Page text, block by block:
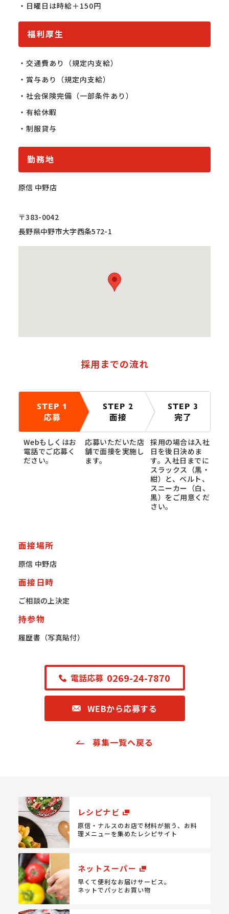
・日曜日は時給＋150円
福利厚生
・交通費あり（規定内支給）
・賞与あり（規定内支給）
・社会保険完備（一部条件あり）
・有給休暇
・制服貸与
勤務地
原信 中野店
〒383-0042
長野県中野市大字西条572-1
採用までの流れ
STEP 1
応募
Webもしくはお
電話でご応募く
ださい。
STEP 2
面接
応募いただいた店
舗で面接を実施し
ます。
STEP 3
完了
採用の場合は入社
日を後日決めま
す。入社日までに
スラックス（黒・
紺）と、ベルト、
スニーカー（白、
黒）をご用意くだ
さい。
面接場所
原信 中野店
面接日時
ご相談の上決定
持参物
履歴書（写真貼付）
電話応募 0269-24-7870
WEBから応募する
募集一覧へ戻る
レシピナビ
原信・ナルスのお店で材料が揃う、 お料
理メニューを集めたレシピサイト
ネットスーパー
早くて便利なお届けサービス。
ネットでパッとお買い物